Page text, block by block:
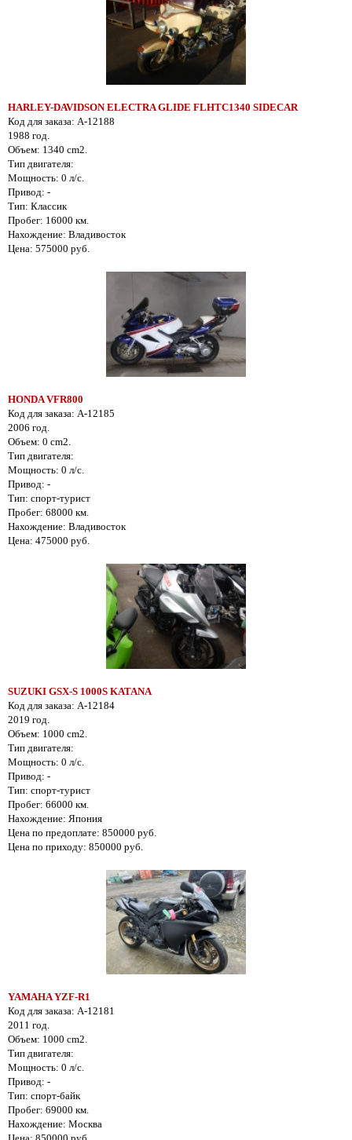
HARLEY-DAVIDSON ELECTRA GLIDE FLHTC1340 SIDECAR
Код для заказа: A-12188
1988 год.
Объем: 1340 cm2.
Тип двигателя:
Мощность: 0 л/с.
Привод: -
Тип: Классик
Пробег: 16000 км.
Нахождение: Владивосток
Цена: 575000 руб.
HONDA VFR800
Код для заказа: A-12185
2006 год.
Объем: 0 cm2.
Тип двигателя:
Мощность: 0 л/с.
Привод: -
Тип: спорт-турист
Пробег: 68000 км.
Нахождение: Владивосток
Цена: 475000 руб.
SUZUKI GSX-S 1000S KATANA
Код для заказа: A-12184
2019 год.
Объем: 1000 cm2.
Тип двигателя:
Мощность: 0 л/с.
Привод: -
Тип: спорт-турист
Пробег: 66000 км.
Нахождение: Япония
Цена по предоплате: 850000 руб.
Цена по приходу: 850000 руб.
YAMAHA YZF-R1
Код для заказа: A-12181
2011 год.
Объем: 1000 cm2.
Тип двигателя:
Мощность: 0 л/с.
Привод: -
Тип: спорт-байк
Пробег: 69000 км.
Нахождение: Москва